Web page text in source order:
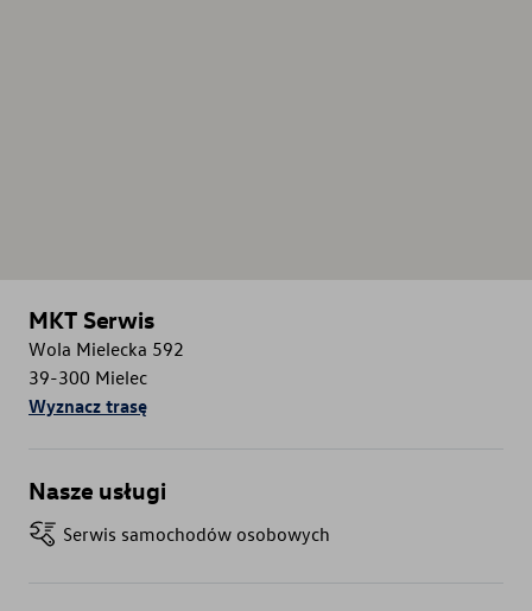
MKT Serwis
Wola Mielecka 592
39-300 Mielec
Wyznacz trasę
Nasze usługi
Serwis samochodów osobowych